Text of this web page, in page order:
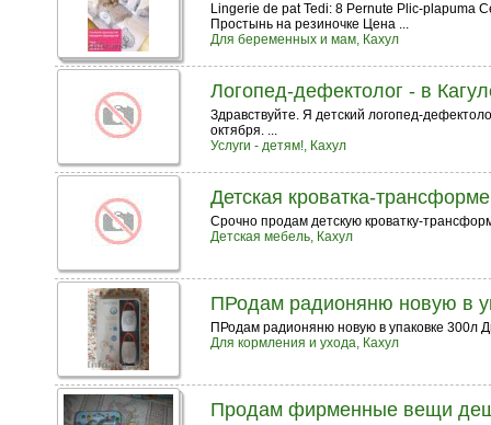
Lingerie de pat Tedi: 8 Pernute Plic-plapuma
Простынь на резиночке Цена ...
Для беременных и мам, Кахул
Логопед-дефектолог - в
Здравствуйте. Я детский логопед-
октября. ...
Услуги - детям!, Кахул
Детская кроватка-
Срочно продам детскую кроватку-
Детская мебель, Кахул
ПРодам радионяню новую в
ПРодам радионяню новую в упаковке 300л
Для кормления и ухода, Кахул
Продам фирменные вещи